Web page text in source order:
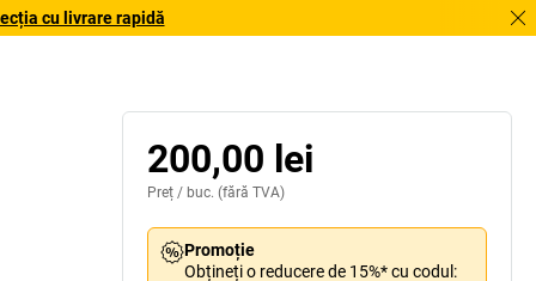
cu livrare rapidă
200,00 lei
Preț / buc. (fără TVA)
Promoție
Obțineți o reducere de 15%* cu codul: